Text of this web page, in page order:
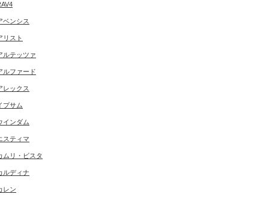
ベンシス
リスト
ルテッツァ
ルファード
レックス
プサム
インダム
スティマ
ムリ・ビスタ
ルディナ
レン